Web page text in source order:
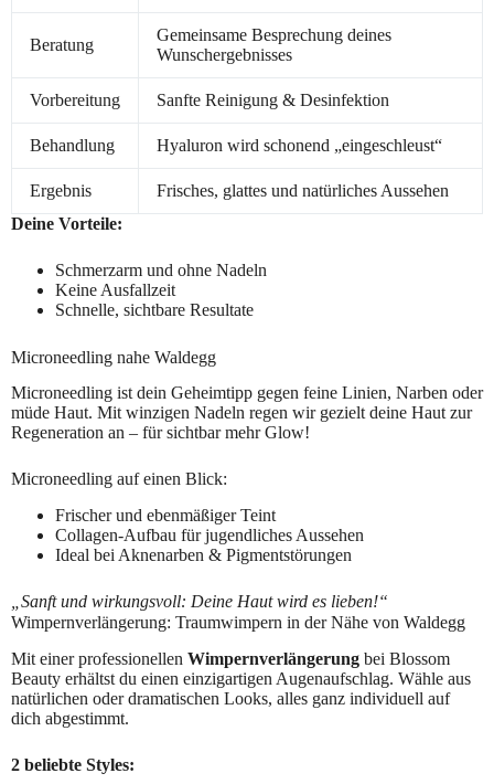
Beratung
Gemeinsame Besprechung deines
Wunschergebnisses
Vorbereitung Sanfte Reinigung & Desinfektion
Behandlung Hyaluron wird schonend „eingeschleust“
Ergebnis
Frisches, glattes und natürliches Aussehen
Deine Vorteile:
Schmerzarm und ohne Nadeln
Keine Ausfallzeit
Schnelle, sichtbare Resultate
Microneedling nahe Waldegg
Microneedling ist dein Geheimtipp gegen feine Linien, Narben oder
müde Haut. Mit winzigen Nadeln regen wir gezielt deine Haut zur
Regeneration an – für sichtbar mehr Glow!
Microneedling auf einen Blick:
Frischer und ebenmäßiger Teint
Collagen-Aufbau für jugendliches Aussehen
Ideal bei Aknenarben & Pigmentstörungen
„Sanft und wirkungsvoll: Deine Haut wird es lieben!“
Wimpernverlängerung: Traumwimpern in der Nähe von Waldegg
Mit einer professionellen Wimpernverlängerung bei Blossom
Beauty erhältst du einen einzigartigen Augenaufschlag. Wähle aus
natürlichen oder dramatischen Looks, alles ganz individuell auf
dich abgestimmt.
2 beliebte Styles: